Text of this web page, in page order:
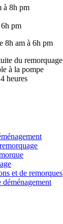
à 8h pm
pm
8h am à 6h pm
du remorquage
à la pompe
heures
et de remorques
déménagement